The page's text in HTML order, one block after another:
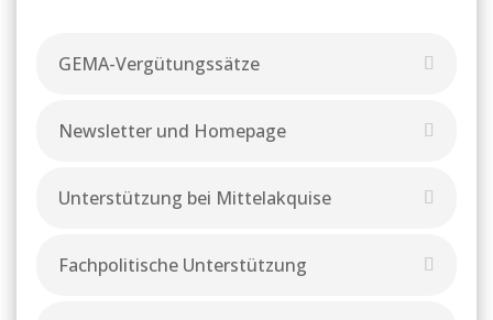
GEMA-Vergütungssätze
Newsletter und Homepage
Unterstützung bei Mittelakquise
Fachpolitische Unterstützung